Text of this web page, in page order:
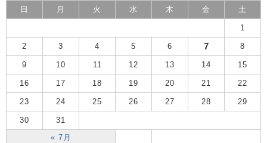
日 月 火 水 木 金 土
« 7月
1
2 3 4 5 6 7 8
9 10 11 12 13 14 15
16 17 18 19 20 21 22
23 24 25 26 27 28 29
30 31